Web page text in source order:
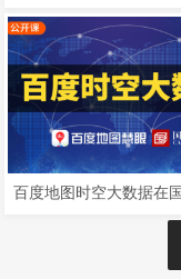
中的应用及探索
百度地图时空大数据在